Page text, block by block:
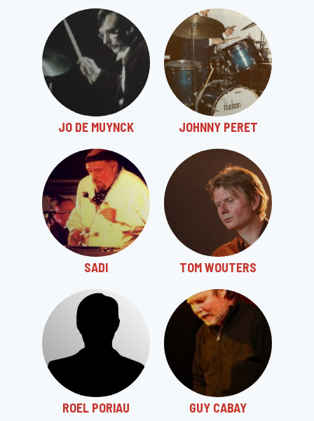
JO DE MUYNCK JOHNNY PERET
SADI TOM WOUTERS
ROEL PORIAU GUY CABAY